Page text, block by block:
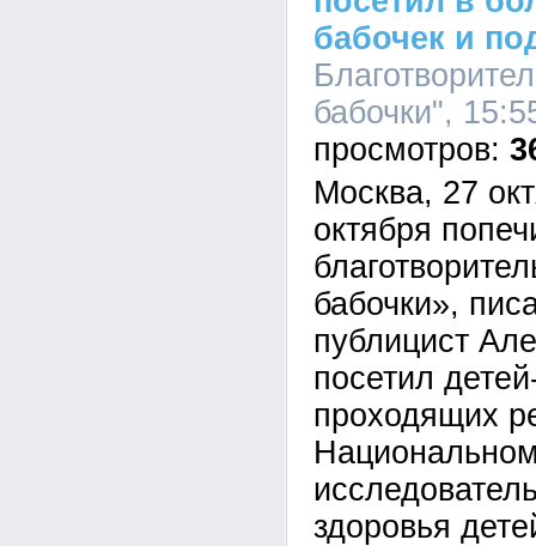
бабочек и
бабочки",
Москва, 27
октября
бабочки»,
публицист
посетил
проходящих
здоровья